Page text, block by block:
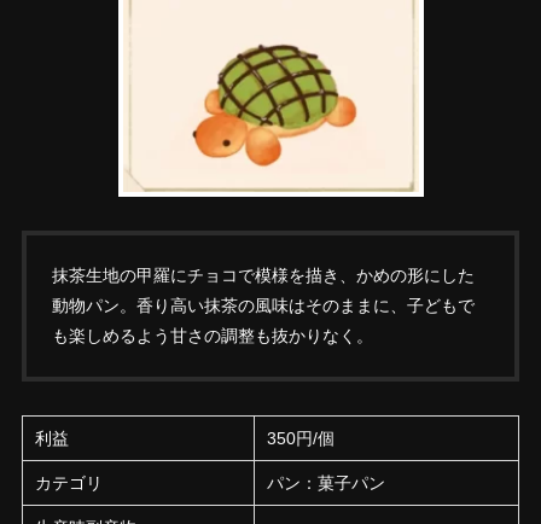
抹茶生地の甲羅にチョコで模様を描き、かめの形にした
動物パン。香り高い抹茶の風味はそのままに、子どもで
も楽しめるよう甘さの調整も抜かりなく。
利益 350円/個
カテゴリ パン：菓子パン